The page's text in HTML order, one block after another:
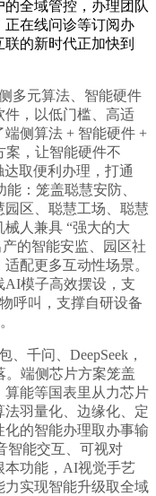
全域管控，办理团队
正在线问诊等订阅办
的新时代正加快到
元算法、智能硬件
件，以低门槛、高适
侧算法 + 智能硬件 +
案，让智能硬件不
取便利办理，打通
：笼盖聪慧安防、
区、聪慧工场、聪慧
人兼具 “强大的大
的智能安监、园区社
配更多互动性场景。
AI模子高效摆设，支
呼叫，支撑自研设备
千问、DeepSeek，
端侧芯片方案笼盖
能等国表里从力芯片
羽量化、边缘化、定
的智能办理取办事输
智能交互、可视对
本功能，AI视觉手艺
实现智能升级取全域